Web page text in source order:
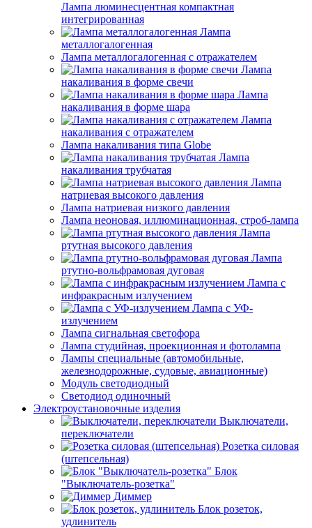
Лампа люминесцентная компактная
интегрированная
Лампа
металлогалогенная
Лампа металлогалогенная с отражателем
Лампа
накаливания в форме свечи
Лампа
накаливания в форме шара
Лампа
накаливания с отражателем
Лампа накаливания типа Globe
Лампа
накаливания трубчатая
Лампа
натриевая высокого давления
Лампа натриевая низкого давления
Лампа неоновая, иллюминационная, строб-лампа
Лампа
ртутная высокого давления
Лампа
ртутно-вольфрамовая дуговая
Лампа с
инфракрасным излучением
Лампа с УФ-
излучением
Лампа сигнальная светофора
Лампа студийная, проекционная и фотолампа
Лампы специальные (автомобильные,
железнодорожные, судовые, авиационные)
Модуль светодиодный
Светодиод одиночный
Электроустановочные изделия
Выключатели,
переключатели
Розетка силовая
(штепсельная)
Блок
"Выключатель-розетка"
Диммер
Блок розеток,
удлинитель